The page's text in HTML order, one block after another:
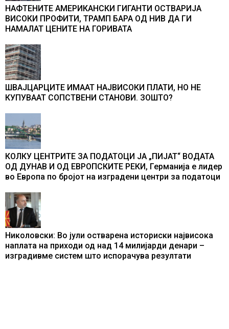
НАФТЕНИТЕ АМЕРИКАНСКИ ГИГАНТИ ОСТВАРИЈА
ВИСОКИ ПРОФИТИ, ТРАМП БАРА ОД НИВ ДА ГИ
НАМАЛАТ ЦЕНИТЕ НА ГОРИВАТА
ШВАЈЦАРЦИТЕ ИМААТ НАЈВИСОКИ ПЛАТИ, НО НЕ
КУПУВААТ СОПСТВЕНИ СТАНОВИ. ЗОШТО?
КОЛКУ ЦЕНТРИТЕ ЗА ПОДАТОЦИ ЈА „ПИЈАТ“ ВОДАТА
ОД ДУНАВ И ОД ЕВРОПСКИТЕ РЕКИ, Германија е лидер
во Европа по бројот на изградени центри за податоци
Николовски: Во јули остварена историски највисока
наплата на приходи од над 14 милијарди денари –
изградивме систем што испорачува резултати